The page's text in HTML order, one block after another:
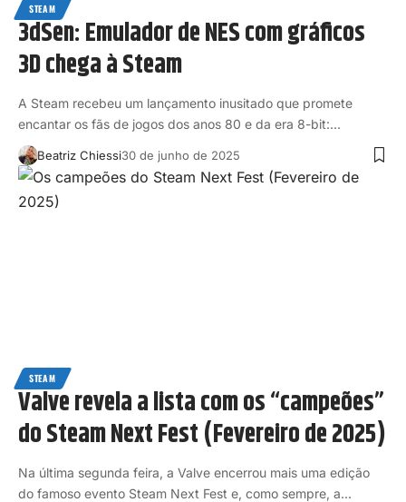
STEAM
3dSen: Emulador de NES com gráficos
3D chega à Steam
A Steam recebeu um lançamento inusitado que promete
encantar os fãs de jogos dos anos 80 e da era 8-bit:…
Beatriz Chiessi30 de junho de 2025
STEAM
Valve revela a lista com os “campeões”
do Steam Next Fest (Fevereiro de 2025)
Na última segunda feira, a Valve encerrou mais uma edição
do famoso evento Steam Next Fest e, como sempre, a…